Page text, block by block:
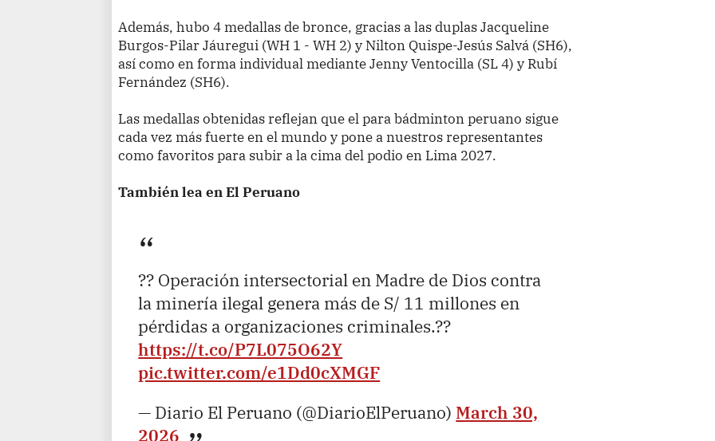
Además, hubo 4 medallas de bronce, gracias a las duplas Jacqueline
Burgos-Pilar Jáuregui (WH 1 - WH 2) y Nilton Quispe-Jesús Salvá (SH6),
así como en forma individual mediante Jenny Ventocilla (SL 4) y Rubí
Fernández (SH6).
Las medallas obtenidas reflejan que el para bádminton peruano sigue
cada vez más fuerte en el mundo y pone a nuestros representantes
como favoritos para subir a la cima del podio en Lima 2027.
También lea en El Peruano
?? Operación intersectorial en Madre de Dios contra
la minería ilegal genera más de S/ 11 millones en
pérdidas a organizaciones criminales.??
https://t.co/P7L075O62Y
pic.twitter.com/e1Dd0cXMGF
— Diario El Peruano (@DiarioElPeruano) March 30,
2026